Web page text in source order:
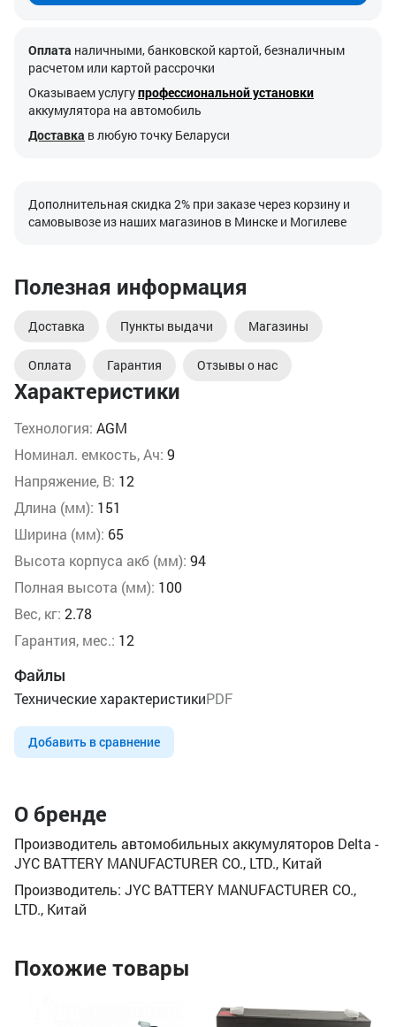
Характеристики
Технология: AGM
Номинал. емкость, Ач: 9
Напряжение, В: 12
Длина (мм): 151
Ширина (мм): 65
Высота корпуса акб (мм): 94
Полная высота (мм): 100
Вес, кг: 2.78
Гарантия, мес.: 12
Файлы
Технические характеристикиPDF
Добавить в сравнение
Оплата наличными, банковской картой, безналичным
расчетом или картой рассрочки
Оказываем услугупрофессиональной установки
аккумулятора на автомобиль
Доставка в любую точку Беларуси
Дополнительная скидка 2% при заказе через корзину и
самовывозе из наших магазинов в Минске и Могилеве
Полезная информация
Доставка Пункты выдачи Магазины
Оплата Гарантия Отзывы о нас
О бренде
Производитель автомобильных аккумуляторов Delta -
JYC BATTERY MANUFACTURER CO., LTD., Китай
Производитель: JYC BATTERY MANUFACTURER CO.,
LTD., Китай
Похожие товары